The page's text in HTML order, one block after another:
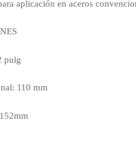
aplicación en aceros
pulg
110 mm